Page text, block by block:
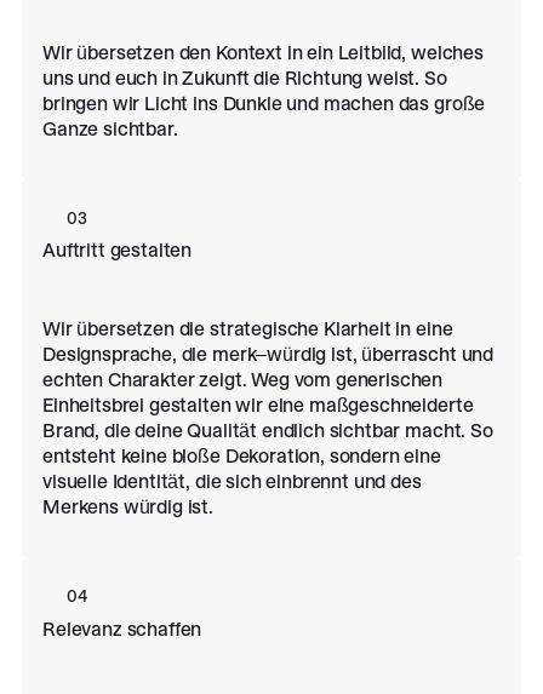
Wir übersetzen den Kontext in ein Leitbild, welches
uns und euch in Zukunft die Richtung weist. So
bringen wir Licht ins Dunkle und machen das große
Ganze sichtbar.
03
Auftritt gestalten
Wir übersetzen die strategische Klarheit in eine
Designsprache, die merk–würdig ist, überrascht und
echten Charakter zeigt. Weg vom generischen
Einheitsbrei gestalten wir eine maßgeschneiderte
Brand, die deine Qualität endlich sichtbar macht. So
entsteht keine bloße Dekoration, sondern eine
visuelle Identität, die sich einbrennt und des
Merkens würdig ist.
04
Relevanz schaffen